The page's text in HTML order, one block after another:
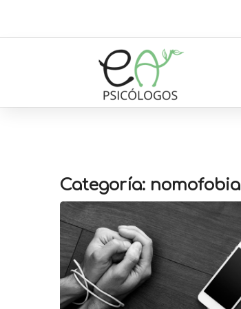
Categoría: nomofobia